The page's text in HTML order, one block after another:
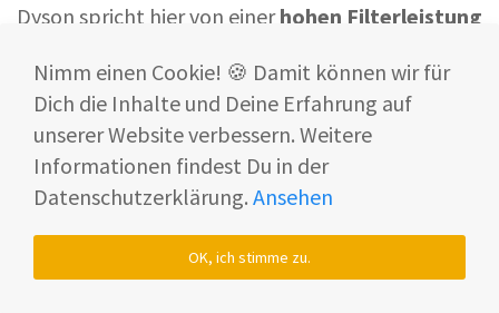
Dyson spricht hier von einerhohen Filterleistung
Trocken & Nass: Zwei Systeme, ein Ziel
Während die Walze gewaschen wird, landet der
Staub separat – so sollennasse und trockene
Verschmutzungen sauber getrennt
Das reduziert laut Dyson nicht nur den
Reinigungsaufwand, sondern sorgt auch fürmehr
Nimm einen Cookie! 🍪 Damit können wir für
Dich die Inhalte und Deine Erfahrung auf
unserer Website verbessern. Weitere
Informationen findest Du in der
Datenschutzerklärung. Ansehen
OK, ich stimme zu.